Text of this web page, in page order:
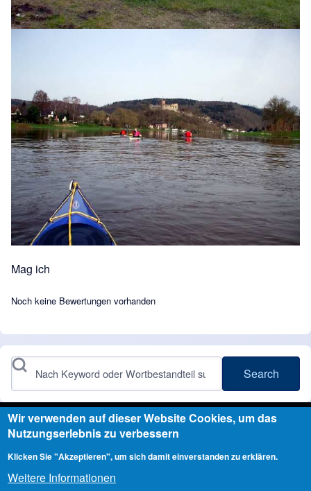
Mag ich
Noch keine Bewertungen vorhanden
Search
Angetrieben durch Drupal
Wir verwenden auf dieser Website Cookies, um das
Nutzungserlebnis zu verbessern
Klicken Sie "Akzeptieren", um sich damit einverstanden zu erklären.
Weitere Informationen